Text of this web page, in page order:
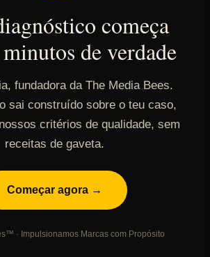
começa
de verdade
fundadora da The Media Bees.
sai construído sobre o teu caso,
critérios de qualidade, sem
receitas de gaveta.
Começar agora →
· Impulsionamos Marcas com Propósito